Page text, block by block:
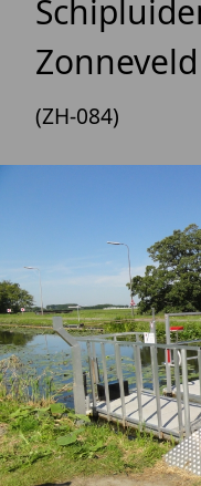
Zonneveld
(ZH-084)